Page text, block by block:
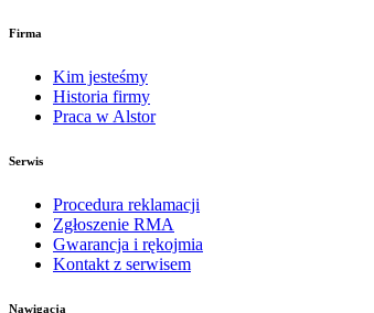
Firma
Kim jesteśmy
Historia firmy
Praca w Alstor
Serwis
Procedura reklamacji
Zgłoszenie RMA
Gwarancja i rękojmia
Kontakt z serwisem
Nawigacja